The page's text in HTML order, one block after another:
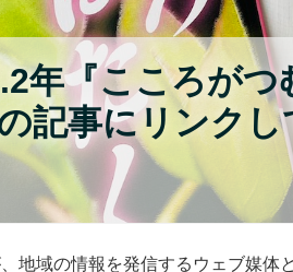
年『こころが
記事にリンクし
地域の情報を発信するウェブ媒体